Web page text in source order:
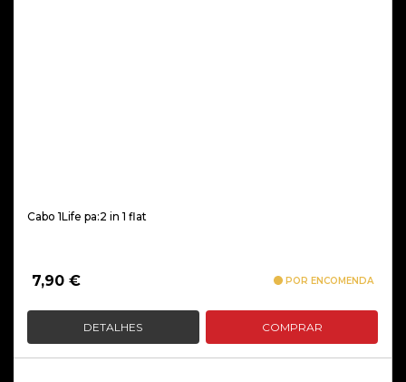
Cabo 1Life pa:2 in 1 flat
7,90 € POR ENCOMENDA
DETALHES COMPRAR